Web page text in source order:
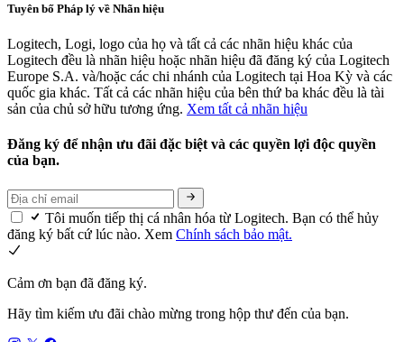
Tuyên bố Pháp lý về Nhãn hiệu
Logitech, Logi, logo của họ và tất cả các nhãn hiệu khác của
Logitech đều là nhãn hiệu hoặc nhãn hiệu đã đăng ký của Logitech
Europe S.A. và/hoặc các chi nhánh của Logitech tại Hoa Kỳ và các
quốc gia khác. Tất cả các nhãn hiệu của bên thứ ba khác đều là tài
sản của chủ sở hữu tương ứng. Xem tất cả nhãn hiệu
Đăng ký để nhận ưu đãi đặc biệt và các quyền lợi độc quyền
của bạn.
Tôi muốn tiếp thị cá nhân hóa từ Logitech. Bạn có thể hủy
đăng ký bất cứ lúc nào. Xem Chính sách bảo mật.
Cảm ơn bạn đã đăng ký.
Hãy tìm kiếm ưu đãi chào mừng trong hộp thư đến của bạn.